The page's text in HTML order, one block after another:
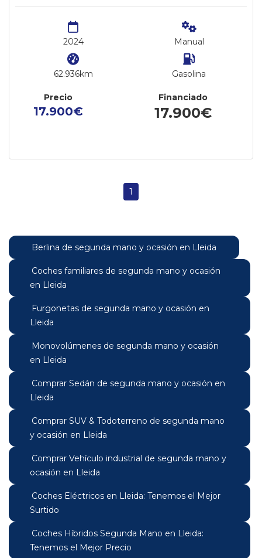
2024
62.936km
Manual
Gasolina
Precio
17.900€
Financiado
17.900€
1
Berlina de segunda mano y ocasión en Lleida
Coches familiares de segunda mano y ocasión
en Lleida
Furgonetas de segunda mano y ocasión en
Lleida
Monovolúmenes de segunda mano y ocasión
en Lleida
Comprar Sedán de segunda mano y ocasión en
Lleida
Comprar SUV & Todoterreno de segunda mano
y ocasión en Lleida
Comprar Vehículo industrial de segunda mano y
ocasión en Lleida
Coches Eléctricos en Lleida: Tenemos el Mejor
Surtido
Coches Híbridos Segunda Mano en Lleida:
Tenemos el Mejor Precio